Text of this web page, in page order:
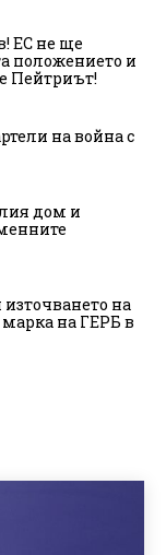
ЕС не ще
положението и
Пейтриът!
на война с
дом и
на
на ГЕРБ в